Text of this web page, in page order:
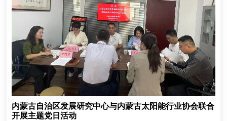
内蒙古自治区发展研究中心与内蒙古太阳能行业协会联合
开展主题党日活动